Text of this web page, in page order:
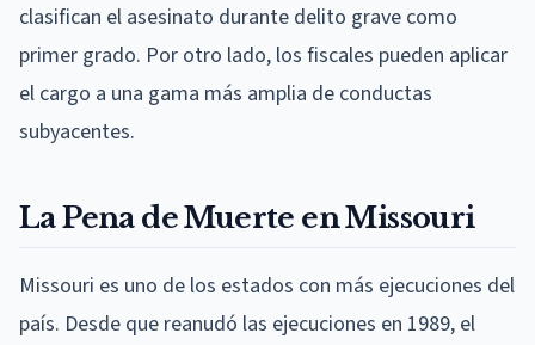
clasifican el asesinato durante delito grave como
primer grado. Por otro lado, los fiscales pueden aplicar
el cargo a una gama más amplia de conductas
subyacentes.
La Pena de Muerte en Missouri
Missouri es uno de los estados con más ejecuciones del
país. Desde que reanudó las ejecuciones en 1989, el